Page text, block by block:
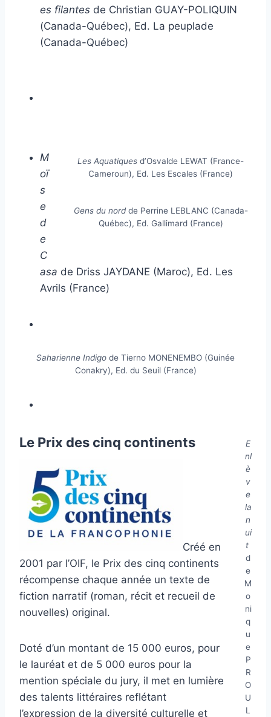
es filantes de Christian GUAY-POLIQUIN
(Canada-Québec), Ed. La peuplade
(Canada-Québec)
Les Aquatiquesd’Osvalde LEWAT (France-
Cameroun), Ed. Les Escales (France)
Gens du nordde Perrine LEBLANC (Canada-
Québec), Ed. Gallimard (France)
M
oï
s
e
d
e
C
asa de Driss JAYDANE (Maroc), Ed. Les
Avrils (France)
Saharienne Indigo de Tierno MONENEMBO (Guinée
Conakry), Ed. du Seuil (France)
E
nl
è
v
e
la
n
ui
t
d
e
M
o
ni
q
u
e
P
R
O
U
L
Le Prix des cinq continents
Créé en
2001 par l’OIF, le Prix des cinq continents
récompense chaque année un texte de
fiction narratif (roman, récit et recueil de
nouvelles) original.
Doté d’un montant de 15 000 euros, pour
le lauréat et de 5 000 euros pour la
mention spéciale du jury, il met en lumière
des talents littéraires reflétant
l’expression de la diversité culturelle et